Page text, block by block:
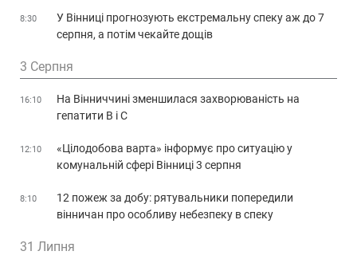
8:30
У Вінниці прогнозують екстремальну спеку аж до 7
серпня, а потім чекайте дощів
3 Серпня
16:10
На Вінниччині зменшилася захворюваність на
гепатити В і С
12:10
«Цілодобова варта» інформує про ситуацію у
комунальній сфері Вінниці 3 серпня
8:10
12 пожеж за добу: рятувальники попередили
вінничан про особливу небезпеку в спеку
31 Липня